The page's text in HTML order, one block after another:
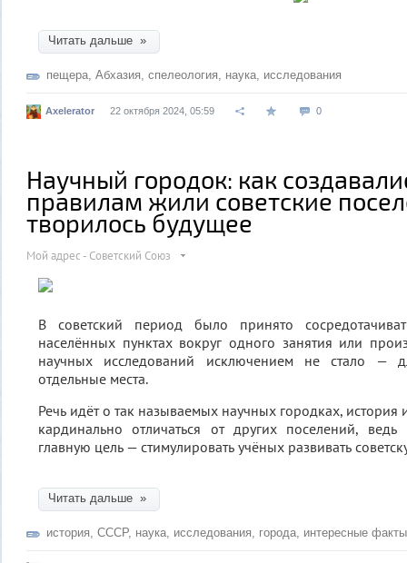
Читать дальше »
пещера, Абхазия, спелеология, наука, исследования
Axelerator 22 октября 2024, 05:59 0
Научный городок: как
правилам жили советские
творилось будущее
Мой адрес - Советский Союз
В советский период было принято
населённых пунктах вокруг одного занятия или
научных исследований исключением не стало —
отдельные места.
Речь идёт о так называемых научных городках,
кардинально отличаться от других поселений,
главную цель — стимулировать учёных развивать
Читать дальше »
история, СССР, наука, исследования, города, интересные факты